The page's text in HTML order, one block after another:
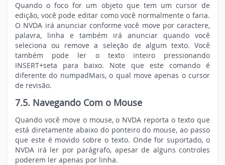
Quando o foco for um objeto que tem um cursor de
edição, você pode editar como você normalmente o faria.
O NVDA irá anunciar conforme você move por caractere,
palavra, linha e também irá anunciar quando você
seleciona ou remove a seleção de algum texto. Você
também pode ler o texto inteiro pressionando
INSERT+seta para baixo. Note que este comando é
diferente do numpadMais, o qual move apenas o cursor
de revisão.
7.5. Navegando Com o Mouse
Quando você move o mouse, o NVDA reporta o texto que
está diretamente abaixo do ponteiro do mouse, ao passo
que este é movido sobre o texto. Onde for suportado, o
NVDA irá ler por parágrafo, apesar de alguns controles
poderem ler apenas por linha.